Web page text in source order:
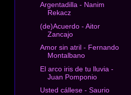
Argentadilla - Nanim
Rekacz
(de)Acuerdo - Aitor
Zancajo
Amor sin atril - Fernando
Montalbano
El arco iris de tu lluvia -
Juan Pomponio
Usted cállese - Saurio